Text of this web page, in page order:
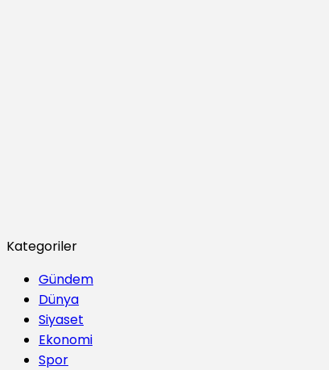
Kategoriler
Gündem
Dünya
Siyaset
Ekonomi
Spor